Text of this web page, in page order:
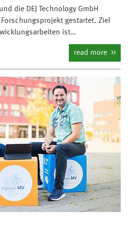
die DEJ Technology GmbH
gestartet. Ziel
ist…
read more